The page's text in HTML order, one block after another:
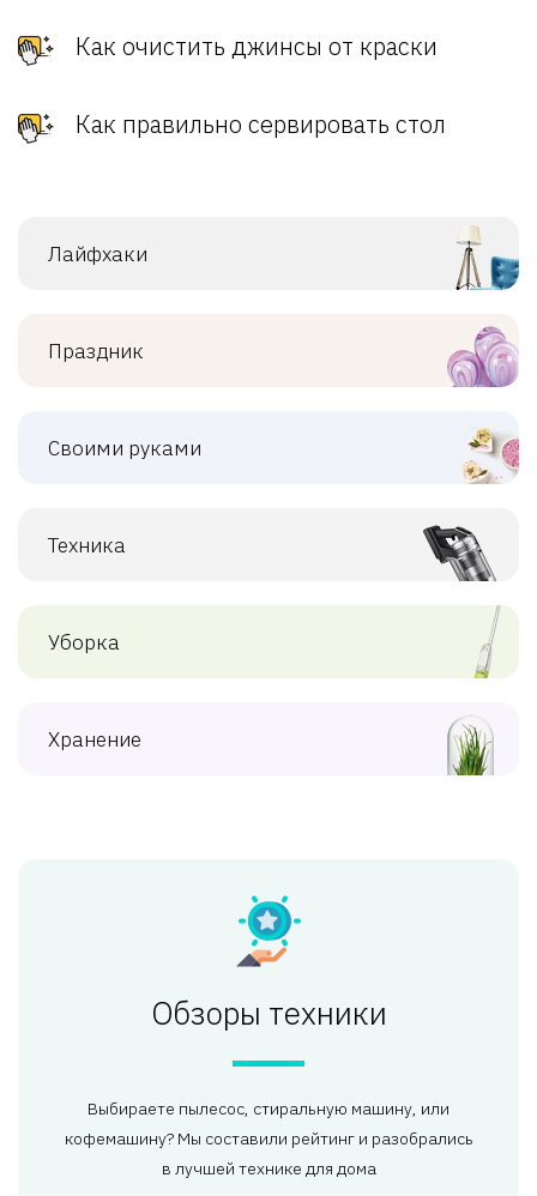
Как очистить джинсы от краски
Как правильно сервировать стол
Лайфхаки
Праздник
Своими руками
Техника
Уборка
Хранение
Обзоры техники
Выбираете пылесос, стиральную машину, или
кофемашину? Мы составили рейтинг и разобрались
в лучшей технике для дома